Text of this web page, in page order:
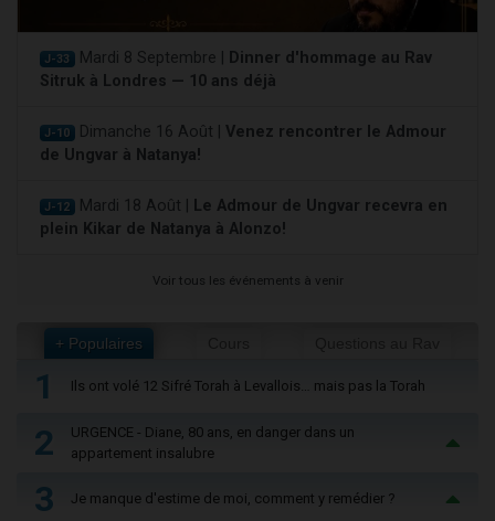
J-33 Mardi 8 Septembre |
Dinner d'hommage au Rav
Sitruk à Londres — 10 ans déjà
J-10 Dimanche 16 Août | Venez rencontrer le Admour
de Ungvar à Natanya!
J-12 Mardi 18 Août |
Le Admour de Ungvar recevra en
plein Kikar de Natanya à Alonzo!
Voir tous les événements à venir
+ Populaires
1 Ils ont volé 12 Sifré Torah à Levallois… mais pas la Torah
2
URGENCE - Diane, 80 ans, en danger dans un
appartement insalubre
3 Je manque d'estime de moi, comment y remédier ?